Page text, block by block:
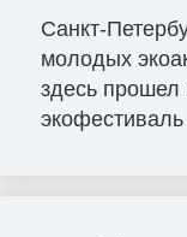
Санкт-
молодых
здесь